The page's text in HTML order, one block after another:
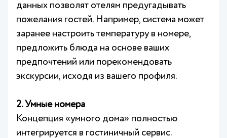
данных позволят отелям предугадывать
пожелания гостей. Например, система может
заранее настроить температуру в номере,
предложить блюда на основе ваших
предпочтений или порекомендовать
экскурсии, исходя из вашего профиля.
2. Умные номера
Концепция «умного дома» полностью
интегрируется в гостиничный сервис.